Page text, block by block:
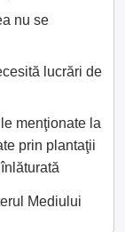
nu se
lucrări de
menţionate la
prin plantaţii
Mediului